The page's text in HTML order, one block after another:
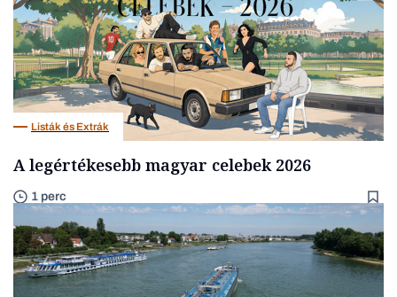
Listák és Extrák
A legértékesebb magyar celebek 2026
1 perc